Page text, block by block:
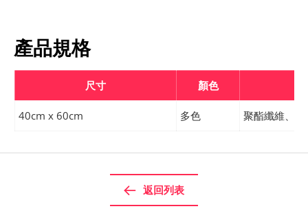
產品規格
尺寸 顏色
40cm x 60cm 多色 聚酯纖維、
返回列表